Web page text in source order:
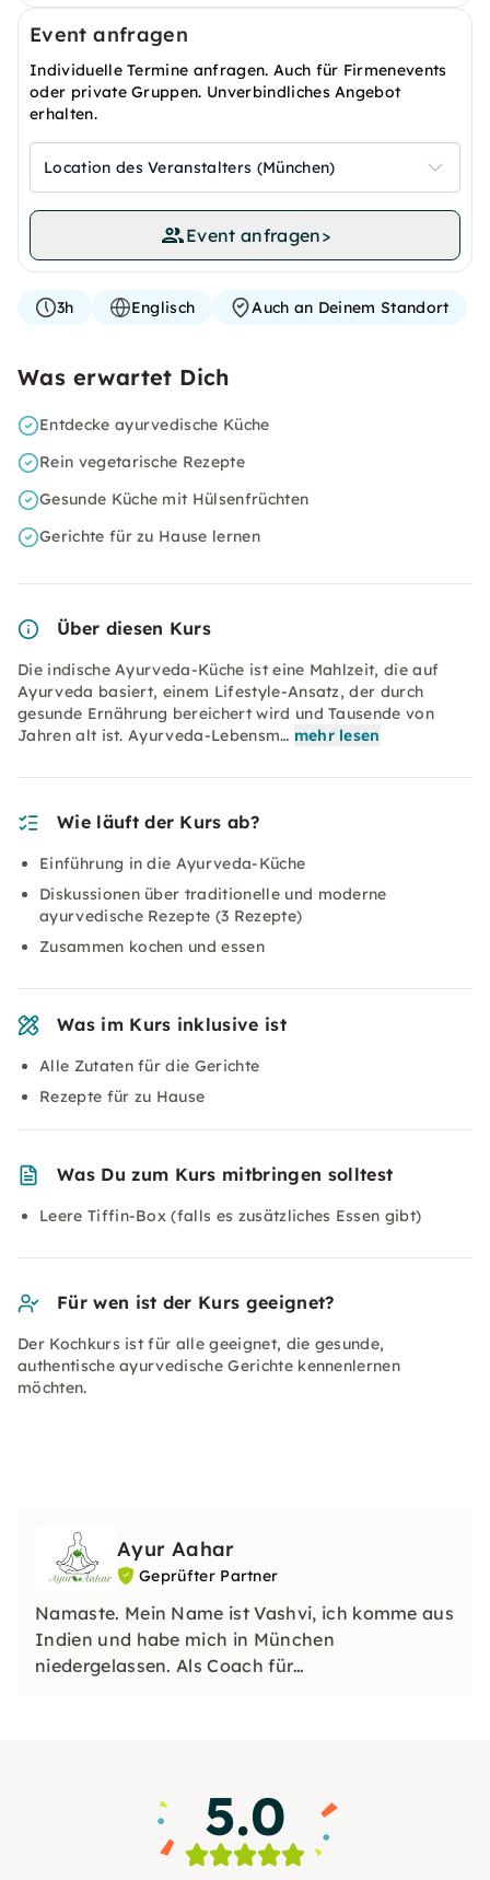
Event anfragen
Individuelle Termine anfragen. Auch für Firmenevents
oder private Gruppen. Unverbindliches Angebot
erhalten.
Location des Veranstalters (München)
Event anfragen>
3h Englisch Auch an Deinem Standort
Was erwartet Dich
Entdecke ayurvedische Küche
Rein vegetarische Rezepte
Gesunde Küche mit Hülsenfrüchten
Gerichte für zu Hause lernen
Über diesen Kurs
Die indische Ayurveda-Küche ist eine Mahlzeit, die auf
Ayurveda basiert, einem Lifestyle-Ansatz, der durch
gesunde Ernährung bereichert wird und Tausende von
Jahren alt ist. Ayurveda-Lebensm… mehr lesen
Wie läuft der Kurs ab?
Einführung in die Ayurveda-Küche
Diskussionen über traditionelle und moderne
ayurvedische Rezepte (3 Rezepte)
Zusammen kochen und essen
Was im Kurs inklusive ist
Alle Zutaten für die Gerichte
Rezepte für zu Hause
Was Du zum Kurs mitbringen solltest
Leere Tiffin-Box (falls es zusätzliches Essen gibt)
Für wen ist der Kurs geeignet?
Der Kochkurs ist für alle geeignet, die gesunde,
authentische ayurvedische Gerichte kennenlernen
möchten.
Ayur Aahar
Geprüfter Partner
Namaste. Mein Name ist Vashvi, ich komme aus
Indien und habe mich in München
niedergelassen. Als Coach für
Yoga-Kurse in Schulen und Sportvereinen.
5.0